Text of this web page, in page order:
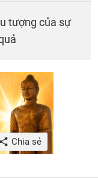
tượng của sự
Chia sẻ